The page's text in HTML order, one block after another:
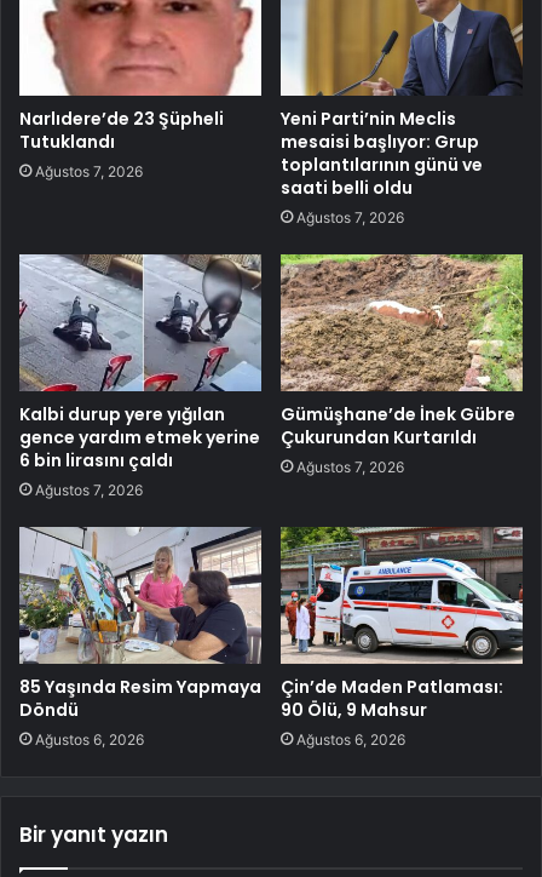
Narlıdere’de 23 Şüpheli
Tutuklandı
Ağustos 7, 2026
Yeni Parti’nin Meclis
mesaisi başlıyor: Grup
toplantılarının günü ve
saati belli oldu
Ağustos 7, 2026
Kalbi durup yere yığılan
gence yardım etmek yerine
6 bin lirasını çaldı
Ağustos 7, 2026
Gümüşhane’de İnek Gübre
Çukurundan Kurtarıldı
Ağustos 7, 2026
85 Yaşında Resim Yapmaya
Döndü
Ağustos 6, 2026
Çin’de Maden Patlaması:
90 Ölü, 9 Mahsur
Ağustos 6, 2026
Bir yanıt yazın